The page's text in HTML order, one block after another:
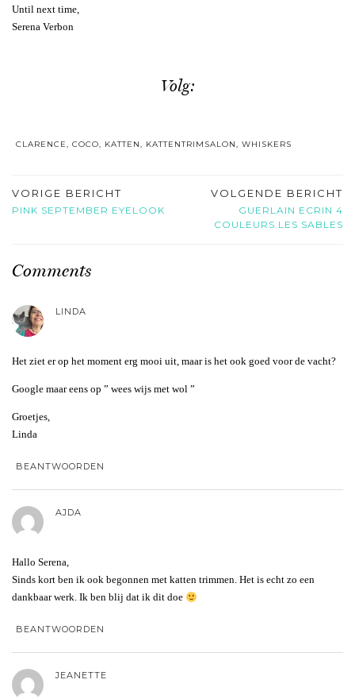
Until next time,
Serena Verbon
Volg:
CLARENCE, COCO, KATTEN, KATTENTRIMSALON, WHISKERS
VORIGE BERICHT
PINK SEPTEMBER EYELOOK
VOLGENDE BERICHT
GUERLAIN ECRIN 4
COULEURS LES SABLES
Comments
LINDA
Het ziet er op het moment erg mooi uit, maar is het ook goed voor de vacht?
Google maar eens op ” wees wijs met wol ”
Groetjes,
Linda
BEANTWOORDEN
AJDA
Hallo Serena,
Sinds kort ben ik ook begonnen met katten trimmen. Het is echt zo een
dankbaar werk. Ik ben blij dat ik dit doe
BEANTWOORDEN
JEANETTE